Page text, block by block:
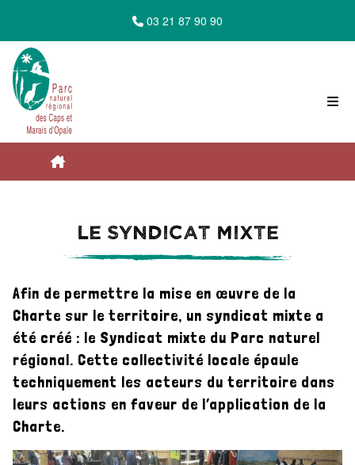
03 21 87 90 90
et Marais d'Opale
Le Parc en action
C'est quoi le parc ?
Le syndicat mixte
Le syndicat mixte
Afin de permettre la mise en œuvre de la
Charte sur le territoire, un syndicat mixte a
été créé : le Syndicat mixte du Parc naturel
régional. Cette collectivité locale épaule
techniquement les acteurs du territoire dans
leurs actions en faveur de l’application de la
Charte.